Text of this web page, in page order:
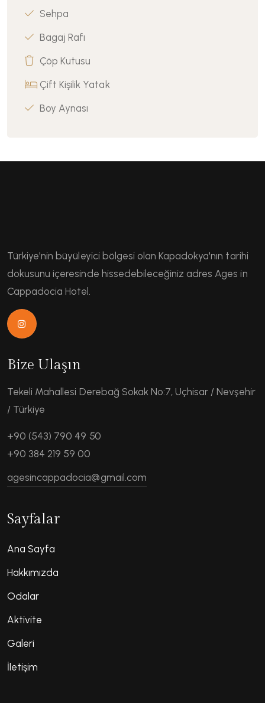
Sehpa
Bagaj Rafı
Çöp Kutusu
Çift Kişilik Yatak
Boy Aynası
Türkiye'nin büyüleyici bölgesi olan Kapadokya'nın tarihi
dokusunu içeresinde hissedebileceğiniz adres Ages in
Cappadocia Hotel.
Bize Ulaşın
Tekeli Mahallesi Derebağ Sokak No:7, Uçhisar / Nevşehir
/ Türkiye
+90 (543) 790 49 50
+90 384 219 59 00
agesincappadocia@gmail.com
Sayfalar
Ana Sayfa
Hakkımızda
Odalar
Aktivite
Galeri
İletişim